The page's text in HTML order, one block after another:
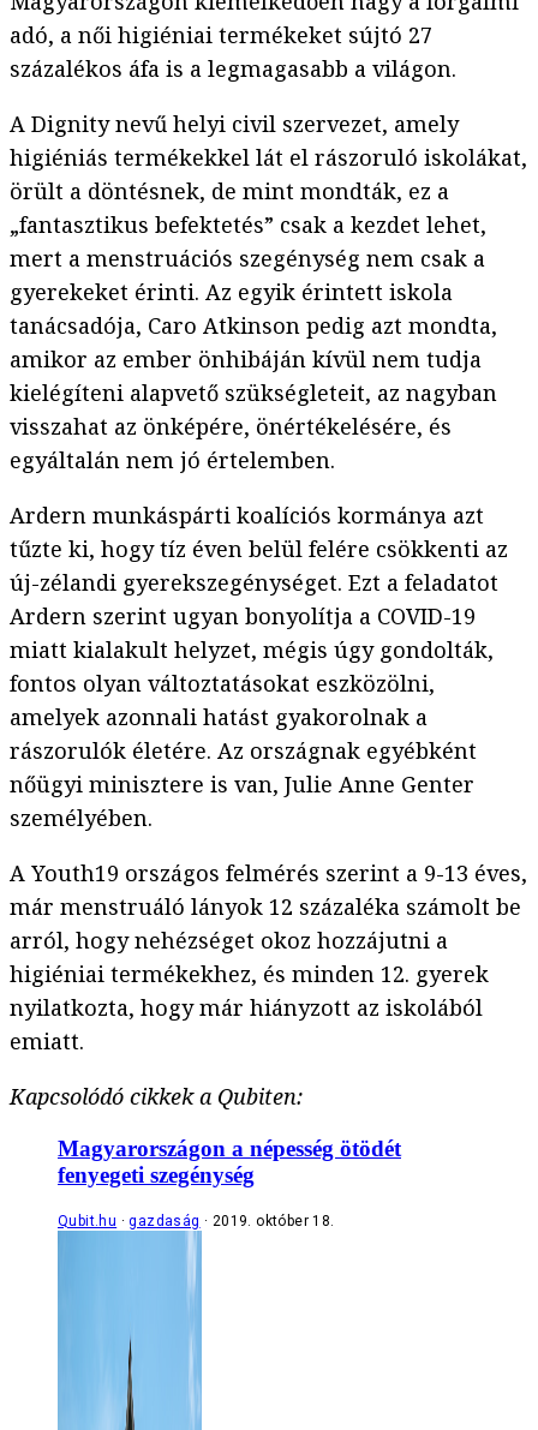
adó, a női higiéniai termékeket sújtó 27
százalékos áfa is a legmagasabb a világon.
A Dignity nevű helyi civil szervezet, amely
higiéniás termékekkel lát el rászoruló iskolákat,
örült a döntésnek, de mint mondták, ez a
„fantasztikus befektetés” csak a kezdet lehet,
mert a menstruációs szegénység nem csak a
gyerekeket érinti. Az egyik érintett iskola
tanácsadója, Caro Atkinson pedig azt mondta,
amikor az ember önhibáján kívül nem tudja
kielégíteni alapvető szükségleteit, az nagyban
visszahat az önképére, önértékelésére, és
egyáltalán nem jó értelemben.
Ardern munkáspárti koalíciós kormánya azt
tűzte ki, hogy tíz éven belül felére csökkenti az
új-zélandi gyerekszegénységet. Ezt a feladatot
Ardern szerint ugyan bonyolítja a COVID-19
miatt kialakult helyzet, mégis úgy gondolták,
fontos olyan változtatásokat eszközölni,
amelyek azonnali hatást gyakorolnak a
rászorulók életére. Az országnak egyébként
nőügyi minisztere is van, Julie Anne Genter
személyében.
A Youth19 országos felmérés szerint a 9-13 éves,
már menstruáló lányok 12 százaléka számolt be
arról, hogy nehézséget okoz hozzájutni a
higiéniai termékekhez, és minden 12. gyerek
nyilatkozta, hogy már hiányzott az iskolából
emiatt.
Kapcsolódó cikkek a Qubiten:
Magyarországon a népesség ötödét
fenyegeti szegénység
Qubit.hu gazdaság 2019. október 18.